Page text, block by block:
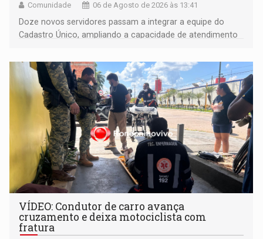
Comunidade 06 de Agosto de 2026 às 13:41
Doze novos servidores passam a integrar a equipe do
Cadastro Único, ampliando a capacidade de atendimento
VÍDEO: Condutor de carro avança
cruzamento e deixa motociclista com
fratura